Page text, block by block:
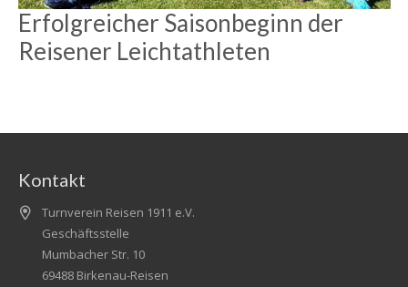
Erfolgreicher Saisonbeginn der
Reisener Leichtathleten
Kontakt
Turnverein Reisen 1911 e.V.
Geschäftsstelle
Mumbacher Str. 10
69488 Birkenau-Reisen